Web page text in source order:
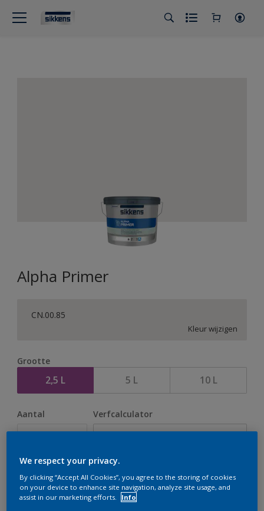
Alpha Primer
CN.00.85
Kleur wijzigen
Grootte
2,5 L 5 L 10 L
Aantal Verfcalculator
Op dit moment is het niet mogelijk dit product online
te bestellen. Houd de website in de gaten, we werken
er hard aan om de voorraad aan te vullen.
We respect your privacy.
By clicking “Accept All Cookies”, you agree to the storing of cookies
on your device to enhance site navigation, analyze site usage, and
assist in our marketing efforts.
Info